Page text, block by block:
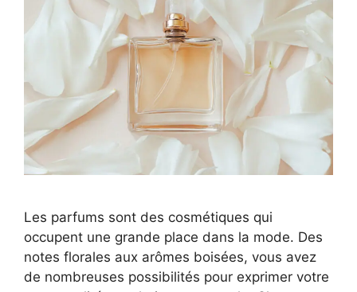
Les parfums sont des cosmétiques qui
occupent une grande place dans la mode. Des
notes florales aux arômes boisées, vous avez
de nombreuses possibilités pour exprimer votre